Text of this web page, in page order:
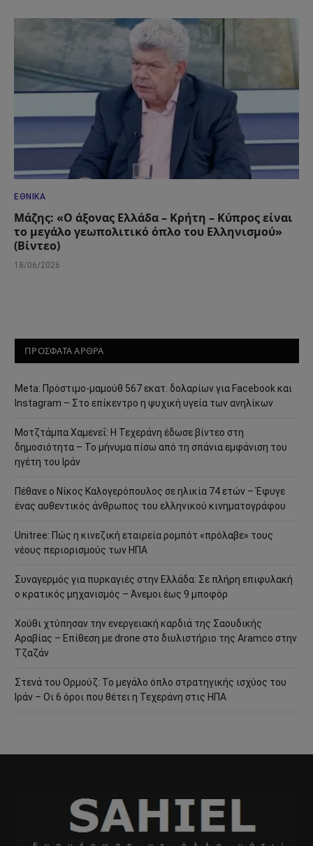
ΕΘΝΙΚΆ
Μάζης: «Ο άξονας Ελλάδα – Κρήτη – Κύπρος είναι
το μεγάλο γεωπολιτικό όπλο του Ελληνισμού»
(Βίντεο)
18/06/2026
ΠΡΟΣΦΑΤΑ ΑΡΘΡΑ
Meta: Πρόστιμο-μαμούθ 567 εκατ. δολαρίων για Facebook και
Instagram – Στο επίκεντρο η ψυχική υγεία των ανηλίκων
Μοτζτάμπα Χαμενεΐ: Η Τεχεράνη έδωσε βίντεο στη
δημοσιότητα – Το μήνυμα πίσω από τη σπάνια εμφάνιση του
ηγέτη του Ιράν
Πέθανε ο Νίκος Καλογερόπουλος σε ηλικία 74 ετών – Έφυγε
ένας αυθεντικός άνθρωπος του ελληνικού κινηματογράφου
Unitree: Πώς η κινεζική εταιρεία ρομπότ «πρόλαβε» τους
νέους περιορισμούς των ΗΠΑ
Συναγερμός για πυρκαγιές στην Ελλάδα: Σε πλήρη επιφυλακή
ο κρατικός μηχανισμός – Άνεμοι έως 9 μποφόρ
Χούθι χτύπησαν την ενεργειακή καρδιά της Σαουδικής
Αραβίας – Επίθεση με drone στο διυλιστήριο της Aramco στην
Τζαζάν
Στενά του Ορμούζ: Το μεγάλο όπλο στρατηγικής ισχύος του
Ιράν – Οι 6 όροι που θέτει η Τεχεράνη στις ΗΠΑ